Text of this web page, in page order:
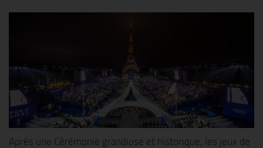
Après une Cérémonie grandiose et historique, les jeux de